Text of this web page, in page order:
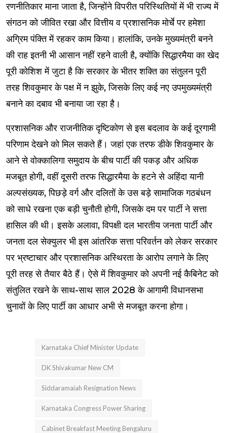
रणनीतिकार माना जाता है, जिन्होंने विपरीत परिस्थितियों में भी राज्य में
संगठन को जीवित रखा और वित्तीय व प्रशासनिक मोर्चे पर हमेशा
अग्रिम पंक्ति में रहकर काम किया। हालांकि, उनके मुख्यमंत्री बनने
की राह इतनी भी आसान नहीं रहने वाली है, क्योंकि सिद्धारमैया का खेद
पूरी कोशिश में जुटा है कि सरकार के भीतर शक्ति का संतुलन पूरी
तरह शिवकुमार के पक्ष में न झुके, जिसके लिए कई नए उपमुख्यमंत्री
बनाने का दबाव भी बनाया जा रहा है।
प्रशासनिक और राजनीतिक दृष्टिकोण से इस बदलाव के कई दूरगामी
परिणाम देखने को मिल सकते हैं। जहां एक तरफ डीके शिवकुमार के
आने से वोक्कालिगा समुदाय के बीच पार्टी की पकड़ और अधिक
मजबूत होगी, वहीं दूसरी तरफ सिद्धारमैया के हटने से अहिंदा यानी
अल्पसंख्यक, पिछड़े वर्ग और दलितों के उस बड़े सामाजिक गठबंधन
को साधे रखना एक बड़ी चुनौती होगी, जिसके दम पर पार्टी ने सत्ता
हासिल की थी। इसके अलावा, विपक्षी दल भारतीय जनता पार्टी और
जनता दल सेक्युलर भी इस आंतरिक सत्ता परिवर्तन को लेकर सरकार
पर भ्रष्टाचार और प्रशासनिक अस्थिरता के आरोप लगाने के लिए
पूरी तरह से तैयार बैठे हैं। ऐसे में शिवकुमार को अपनी नई कैबिनेट को
संतुलित रखने के साथ-साथ साल 2028 के आगामी विधानसभा
चुनावों के लिए पार्टी का आधार अभी से मजबूत करना होगा।
Karnataka Chief Minister Update
DK Shivakumar New CM
Siddaramaiah Resignation News
Karnataka Congress Power Sharing
Cabinet Breakfast Meeting Bengaluru